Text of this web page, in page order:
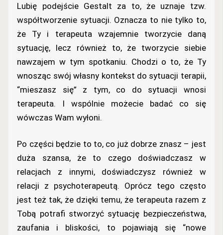
Lubię podejście Gestalt za to, że uznaje tzw.
współtworzenie sytuacji. Oznacza to nie tylko to,
że Ty i terapeuta wzajemnie tworzycie daną
sytuację, lecz również to, że tworzycie siebie
nawzajem w tym spotkaniu. Chodzi o to, że Ty
wnosząc swój własny kontekst do sytuacji terapii,
“mieszasz się” z tym, co do sytuacji wnosi
terapeuta. I wspólnie możecie badać co się
wówczas Wam wyłoni.
Po części będzie to to, co już dobrze znasz – jest
duża szansa, że to czego doświadczasz w
relacjach z innymi, doświadczysz również w
relacji z psychoterapeutą. Oprócz tego często
jest też tak, że dzięki temu, że terapeuta razem z
Tobą potrafi stworzyć sytuację bezpieczeństwa,
zaufania i bliskości, to pojawiają się “nowe